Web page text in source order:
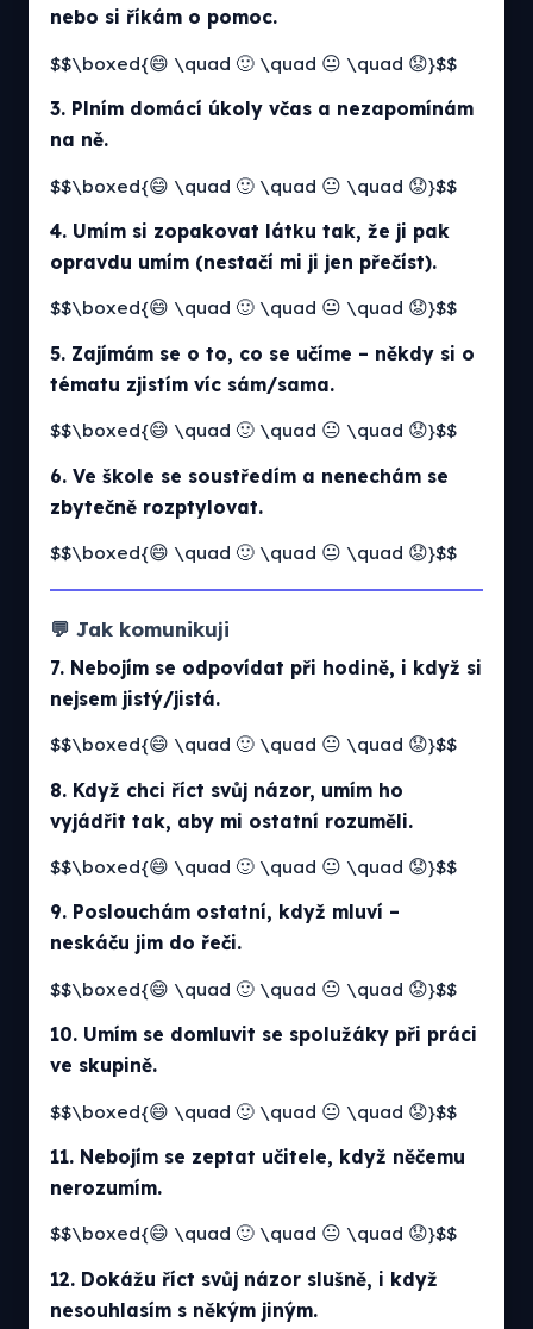
nebo si říkám o pomoc.
$$\boxed{😄 \quad 🙂 \quad 😐 \quad 😟}$$
3. Plním domácí úkoly včas a nezapomínám
na ně.
$$\boxed{😄 \quad 🙂 \quad 😐 \quad 😟}$$
4. Umím si zopakovat látku tak, že ji pak
opravdu umím (nestačí mi ji jen přečíst).
$$\boxed{😄 \quad 🙂 \quad 😐 \quad 😟}$$
5. Zajímám se o to, co se učíme – někdy si o
tématu zjistím víc sám/sama.
$$\boxed{😄 \quad 🙂 \quad 😐 \quad 😟}$$
6. Ve škole se soustředím a nenechám se
zbytečně rozptylovat.
$$\boxed{😄 \quad 🙂 \quad 😐 \quad 😟}$$
💬 Jak komunikuji
7. Nebojím se odpovídat při hodině, i když si
nejsem jistý/jistá.
$$\boxed{😄 \quad 🙂 \quad 😐 \quad 😟}$$
8. Když chci říct svůj názor, umím ho
vyjádřit tak, aby mi ostatní rozuměli.
$$\boxed{😄 \quad 🙂 \quad 😐 \quad 😟}$$
9. Poslouchám ostatní, když mluví –
neskáču jim do řeči.
$$\boxed{😄 \quad 🙂 \quad 😐 \quad 😟}$$
10. Umím se domluvit se spolužáky při práci
ve skupině.
$$\boxed{😄 \quad 🙂 \quad 😐 \quad 😟}$$
11. Nebojím se zeptat učitele, když něčemu
nerozumím.
$$\boxed{😄 \quad 🙂 \quad 😐 \quad 😟}$$
12. Dokážu říct svůj názor slušně, i když
nesouhlasím s někým jiným.